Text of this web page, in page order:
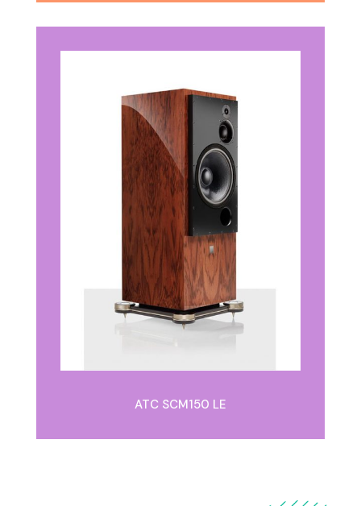
ATC SCM150 LE